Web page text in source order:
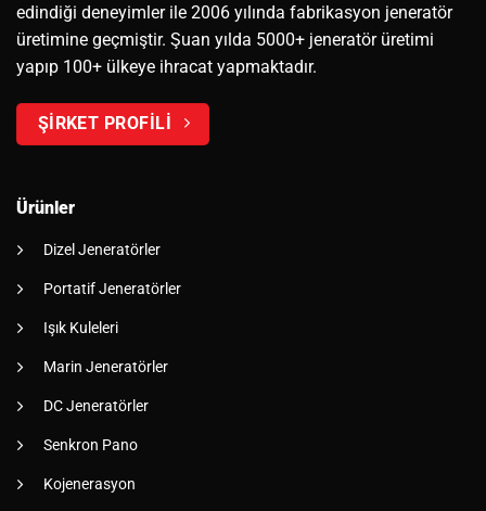
edindiği deneyimler ile 2006 yılında fabrikasyon jeneratör
üretimine geçmiştir. Şuan yılda 5000+ jeneratör üretimi
yapıp 100+ ülkeye ihracat yapmaktadır.
ŞİRKET PROFİLİ
Ürünler
Dizel Jeneratörler
Portatif Jeneratörler
Işık Kuleleri
Marin Jeneratörler
DC Jeneratörler
Senkron Pano
Kojenerasyon